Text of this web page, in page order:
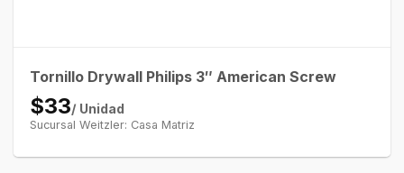
Tornillo Drywall Philips 3″ American Screw
$33/ Unidad
Sucursal Weitzler: Casa Matriz